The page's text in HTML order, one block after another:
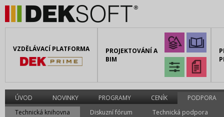
VZDĚLÁVACÍ PLATFORMA
PROJEKTOVÁNÍ A
BIM
ÚVOD NOVINKY PROGRAMY CENÍK
PODPORA
Technická knihovna
Diskuzní fórum Technická podpora